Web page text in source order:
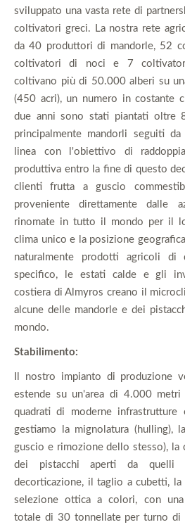
sviluppato una vasta rete di
coltivatori greci. La nostra rete
da 40 produttori di mandorle, 52
coltivatori di noci e 7
coltivano più di 50.000 alberi su
(450 acri), un numero in costante
due anni sono stati piantati oltre
principalmente mandorli seguiti
linea con l'obiettivo di
produttiva entro la fine di questo
clienti frutta a guscio
proveniente direttamente dalle
rinomate in tutto il mondo per il
clima unico e la posizione
naturalmente prodotti agricoli di
specifico, le estati calde e gli
costiera di Almyros creano il
alcune delle mandorle e dei
mondo.
Stabilimento:
Il nostro impianto di produzione
estende su un'area di 4.000
quadrati di moderne
gestiamo la mignolatura (hulling),
guscio e rimozione dello stesso), la
dei pistacchi aperti da quelli
decorticazione, il taglio a cubetti, la
selezione ottica a colori, con
totale di 30 tonnellate per turno di